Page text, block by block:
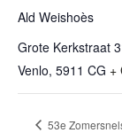
Ald Weishoès
Grote Kerkstraat
Venlo, 5911 CG +
53e